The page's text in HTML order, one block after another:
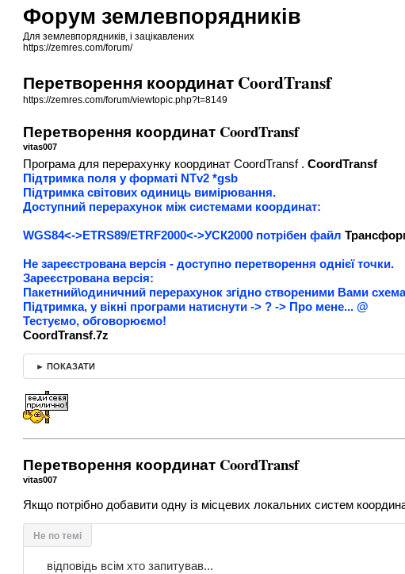
Форум землевпорядників
Для землевпорядників, і зацікавлених
https://zemres.com/forum/
Перетворення координат CoordTransf
https://zemres.com/forum/viewtopic.php?t=8149
Перетворення координат CoordTransf
vitas007
Програма для перерахунку координат CoordTransf .CoordTransf
Підтримка поля у форматі NTv2 *gsb
Підтримка світових одиниць вимірювання.
Доступний перерахунок між системами координат:
WGS84<->ETRS89/ETRF2000<->УСК2000 потрібен файл
Не зареєстрована версія - доступно перетворення однієї точки.
Зареєстрована версія:
Пакетний\одиничний перерахунок згідно створеними Вами
Підтримка, у вікні програми натиснути -> ? -> Про мене... @
Тестуємо, обговорюємо!
CoordTransf.7z
► ПОКАЗАТИ
Перетворення координат CoordTransf
vitas007
Якщо потрібно добавити одну із місцевих локальних систем
Не по темі
відповідь всім хто запитував...